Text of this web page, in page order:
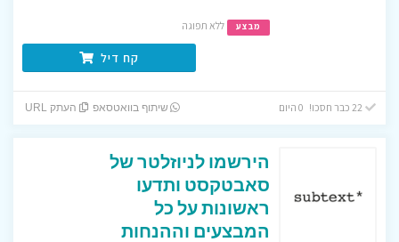
מבצע ללא תפוגה
קח דיל
שיתוף בוואטסאפ העתק URL
הירשמו לניוזלטר של
סאבטקסט ותדעו
ראשונות על כל
המבצעים וההנחות